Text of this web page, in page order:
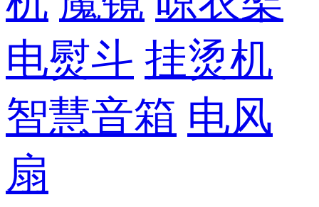
电熨斗 挂烫机
智慧音箱 电风
扇